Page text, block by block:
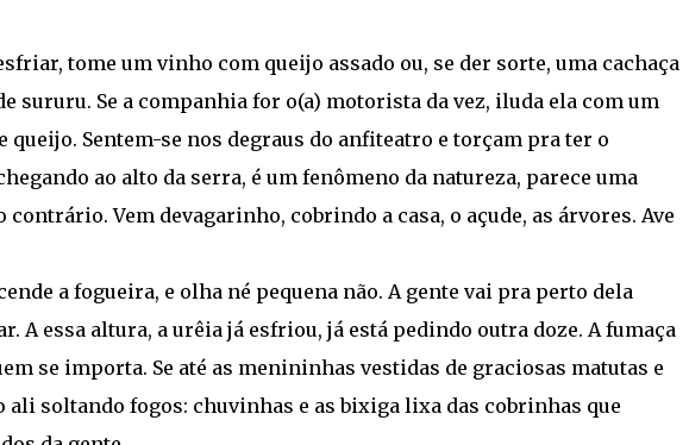
tome um vinho com queijo assado ou, se der sorte, uma cachaça
sururu. Se a companhia for o(a) motorista da vez, iluda ela com um
queijo. Sentem-se nos degraus do anfiteatro e torçam pra ter o
ao alto da serra, é um fenômeno da natureza, parece uma
contrário. Vem devagarinho, cobrindo a casa, o açude, as árvores. Ave
a fogueira, e olha né pequena não. A gente vai pra perto dela
A essa altura, a urêia já esfriou, já está pedindo outra doze. A fumaça
se importa. Se até as menininhas vestidas de graciosas matutas e
ali soltando fogos: chuvinhas e as bixiga lixa das cobrinhas que